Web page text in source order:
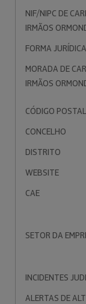
NIF/NIPC DE
IRMÃOS
FORMA JURÍDICA
MORADA DE
IRMÃOS
CÓDIGO POSTAL
CONCELHO
DISTRITO
WEBSITE
CAE
SETOR DA
INCIDENTES
ALERTAS DE